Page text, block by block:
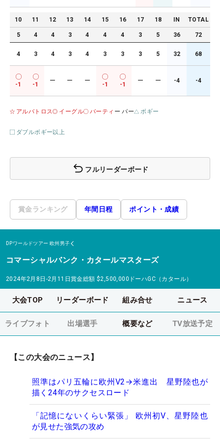
10 11 12 13 14 15 16 17 18 IN TOTAL
5 4 4 3 4 4 4 3 5 36 72
4 3 4 3 4 3 3 3 5 32 68
-1 -1
ー ー ー
-1 -1
ー ー -4 -4
アルバトロス イーグル バーティ ー パー ボギー
ダブルボギー以上
フルリーダーボード
賞金ランキング 年間日程 ポイント・成績
DPワールドツアー 欧州男子
コマーシャルバンク・カタールマスターズ
2024年2月8日-2月11日賞金総額 $2,500,000 ドーハGC（カタール）
大会TOP リーダーボード 組み合せ ニュース
ライブフォト 出場選手 概要など TV放送予定
【この大会のニュース】
照準はパリ五輪に欧州V2→米進出 星野陸也が
描く24年のサクセスロード
「記憶にないくらい緊張」 欧州初V、星野陸也
が見せた強気の攻め